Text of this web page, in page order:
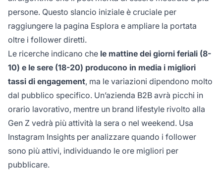
persone. Questo slancio iniziale è cruciale per
raggiungere la pagina Esplora e ampliare la portata
oltre i follower diretti.
Le ricerche indicano che le mattine dei giorni feriali (8-
10) e le sere (18-20) producono in media i migliori
tassi di engagement, ma le variazioni dipendono molto
dal pubblico specifico. Un’azienda B2B avrà picchi in
orario lavorativo, mentre un brand lifestyle rivolto alla
Gen Z vedrà più attività la sera o nel weekend. Usa
Instagram Insights per analizzare quando i follower
sono più attivi, individuando le ore migliori per
pubblicare.